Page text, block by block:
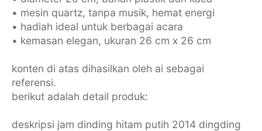
• mesin quartz, tanpa musik, hemat energi
• hadiah ideal untuk berbagai acara
• kemasan elegan, ukuran 26 cm x 26 cm
konten di atas dihasilkan oleh ai sebagai
referensi.
berikut adalah detail produk:
deskripsi jam dinding hitam putih 2014 dingding